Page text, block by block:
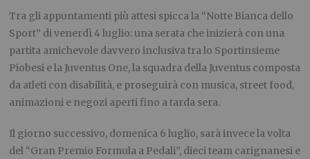
Tra gli appuntamenti più attesi spicca la “Notte Bianca dello
Sport” di venerdì 4 luglio: una serata che inizierà con una
partita amichevole davvero inclusiva tra lo Sportinsieme
Piobesi e la Juventus One, la squadra della Juventus composta
da atleti con disabilità, e proseguirà con musica, street food,
animazioni e negozi aperti fino a tarda sera.
Il giorno successivo, domenica 6 luglio, sarà invece la volta
del “Gran Premio Formula a Pedali”, dieci team carignanesi e